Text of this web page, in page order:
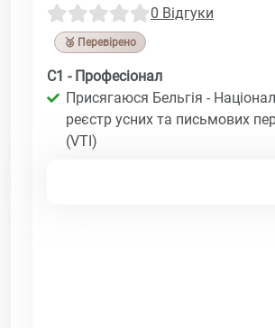
0 Відгуки
🥉 Перевірено
C1 - Професіонал
Присягаюся Бельгія -
реєстр усних та письмових
(VTI)